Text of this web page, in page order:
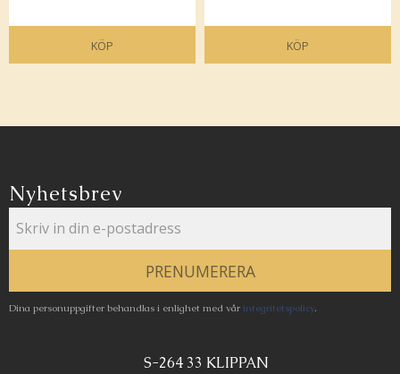
Lägg till i favoriter
KÖP KÖP
Nyhetsbrev
PRENUMERERA
Dina personuppgifter behandlas i enlighet med vår integritetspolicy.
S-264 33 KLIPPAN